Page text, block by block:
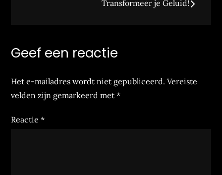
Transformeer je Geluid!
Geef een reactie
Het e-mailadres wordt niet gepubliceerd. Vereiste
velden zijn gemarkeerd met*
Reactie*